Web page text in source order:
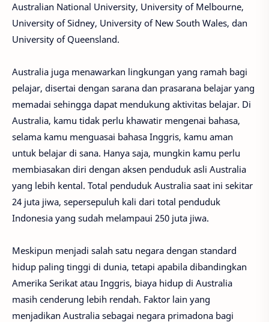
Australian National University, University of Melbourne,
University of Sidney, University of New South Wales, dan
University of Queensland.
Australia juga menawarkan lingkungan yang ramah bagi
pelajar, disertai dengan sarana dan prasarana belajar yang
memadai sehingga dapat mendukung aktivitas belajar. Di
Australia, kamu tidak perlu khawatir mengenai bahasa,
selama kamu menguasai bahasa Inggris, kamu aman
untuk belajar di sana. Hanya saja, mungkin kamu perlu
membiasakan diri dengan aksen penduduk asli Australia
yang lebih kental. Total penduduk Australia saat ini sekitar
24 juta jiwa, sepersepuluh kali dari total penduduk
Indonesia yang sudah melampaui 250 juta jiwa.
Meskipun menjadi salah satu negara dengan standard
hidup paling tinggi di dunia, tetapi apabila dibandingkan
Amerika Serikat atau Inggris, biaya hidup di Australia
masih cenderung lebih rendah. Faktor lain yang
menjadikan Australia sebagai negara primadona bagi